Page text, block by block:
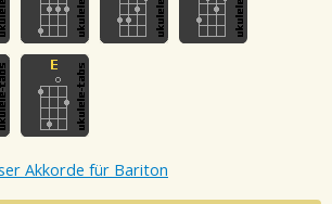
Akkorde für Bariton